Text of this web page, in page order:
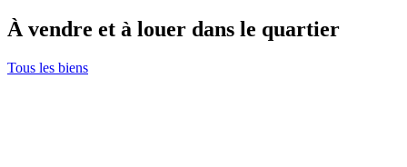
À vendre et à louer dans le quartier
Tous les biens